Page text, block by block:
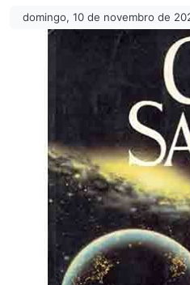
domingo, 10 de novembro de